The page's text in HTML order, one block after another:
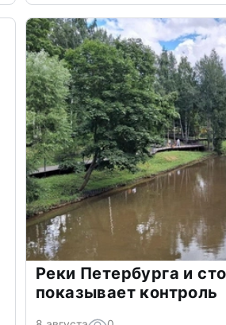
Реки Петербурга и
показывает контроль